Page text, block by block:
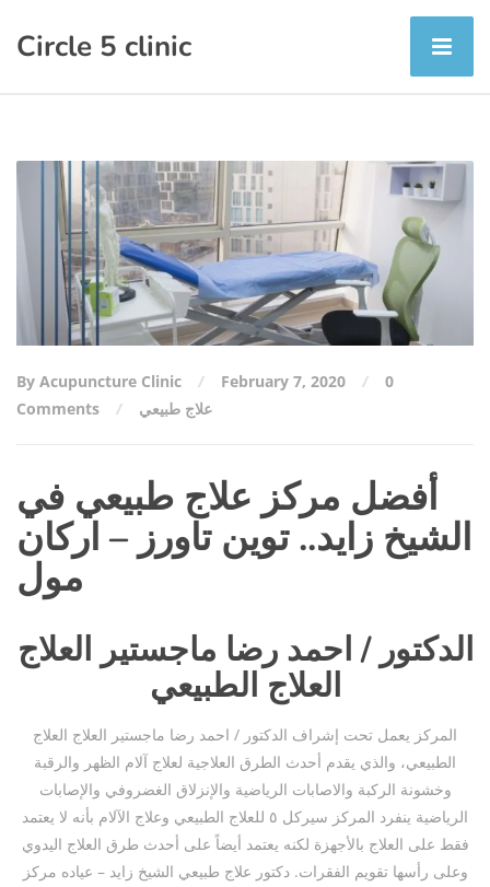
Circle 5 clinic
By Acupuncture Clinic February 7, 2020
0
Comments
علاج طبيعي
أفضل مركز علاج طبيعي في
الشيخ زايد.. توين تاورز – اركان
مول
الدكتور / احمد رضا ماجستير العلاج
العلاج الطبيعي
المركز يعمل تحت إشراف الدكتور / احمد رضا ماجستير العلاج العلاج
الطبيعي، والذي يقدم أحدث الطرق العلاجية لعلاج آلام الظهر والرقبة
وخشونة الركبة والاصابات الرياضية والإنزلاق الغضروفي والإصابات
الرياضية ينفرد المركز سيركل ٥ للعلاج الطبيعي وعلاج الآلام بأنه لا يعتمد
فقط على العلاج بالأجهزة لكنه يعتمد أيضاً على أحدث طرق العلاج اليدوي
وعلى رأسها تقويم الفقرات. دكتور علاج طبيعي الشيخ زايد – عياده مركز